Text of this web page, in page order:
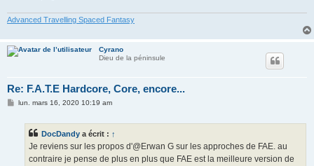
Advanced Travelling Spaced Fantasy
Cyrano
Dieu de la péninsule
Re: F.A.T.E Hardcore, Core, encore...
Mlun. mars 16, 2020 10:19 am
DocDandy a écrit : ↑
Je reviens sur les propos d'@Erwan G sur les approches de FAE. au
contraire je pense de plus en plus que FAE est la meilleure version de